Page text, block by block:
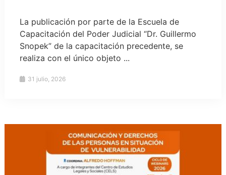
La publicación por parte de la Escuela de
Capacitación del Poder Judicial “Dr. Guillermo
Snopek” de la capacitación precedente, se
realiza con el único objeto ...
31 julio, 2026